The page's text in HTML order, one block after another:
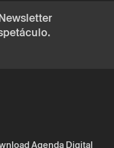
Agenda Digital